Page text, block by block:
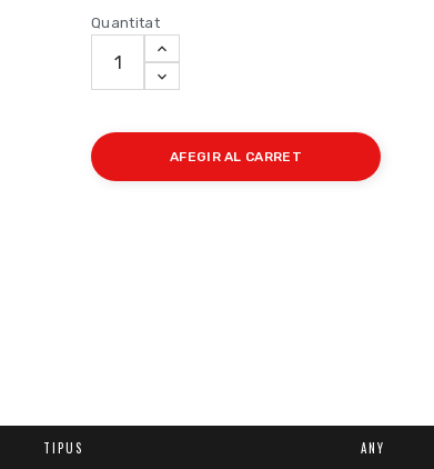
Quantitat
AFEGIR AL CARRET
TIPUS ANY